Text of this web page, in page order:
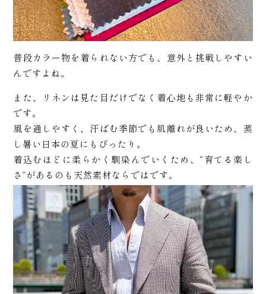
知
普段カラー物を着られない方でも、意外と挑戦しやすい
んですよね。
また、リネンは見た目だけでなく着心地も非常に軽やか
です。
風を通しやすく、汗ばむ季節でも肌離れが良いため、蒸
し暑い日本の夏にもぴったり。
着込むほどに柔らかく馴染んでいくため、“育てる楽し
さ”があるのも天然素材ならではです。